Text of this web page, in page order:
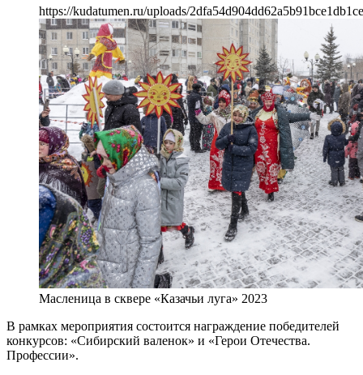
https://kudatumen.ru/uploads/
Масленица в сквере «Казачьи луга» 2023
В рамках мероприятия состоится награждение победителей
конкурсов: «Сибирский валенок» и «Герои Отечества.
Профессии».